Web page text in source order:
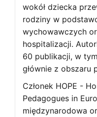
wokół dziecka
rodziny w
wychowawczych
hospitalizacji.
60 publikacji, w
głównie z obszaru
Członek HOPE -
Pedagogues in
międzynarodowa